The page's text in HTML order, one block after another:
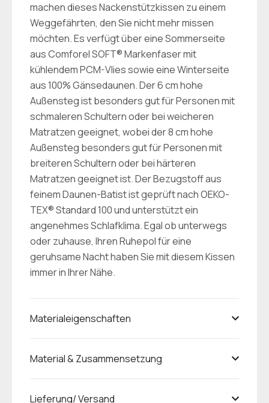
machen dieses Nackenstützkissen zu einem
Weggefährten, den Sie nicht mehr missen
möchten. Es verfügt über eine Sommerseite
aus Comforel SOFT® Markenfaser mit
kühlendem PCM-Vlies sowie eine Winterseite
aus 100% Gänsedaunen. Der 6 cm hohe
Außensteg ist besonders gut für Personen mit
schmaleren Schultern oder bei weicheren
Matratzen geeignet, wobei der 8 cm hohe
Außensteg besonders gut für Personen mit
breiteren Schultern oder bei härteren
Matratzen geeignet ist. Der Bezugstoff aus
feinem Daunen-Batist ist geprüft nach OEKO-
TEX® Standard 100 und unterstützt ein
angenehmes Schlafklima. Egal ob unterwegs
oder zuhause, Ihren Ruhepol für eine
geruhsame Nacht haben Sie mit diesem Kissen
immer in Ihrer Nähe.
Materialeigenschaften
Material & Zusammensetzung
Lieferung/ Versand